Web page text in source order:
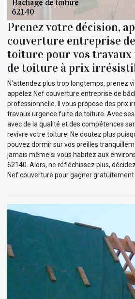
Prenez votre décision,
couverture entreprise
toiture pour vos travaux
de toiture à prix
N’attendez plus trop longtemps, prenez
appelez Nef couverture entreprise de
professionnelle. Il vous propose des prix
travaux urgence fuite de toiture. Avec
avec de la qualité et des compétences
revivre votre toiture. Ne doutez plus
pouvez dormir sur vos oreilles
jamais même si vous habitez aux
62140. Alors, ne réfléchissez plus,
Nef couverture pour gagner gratuitement